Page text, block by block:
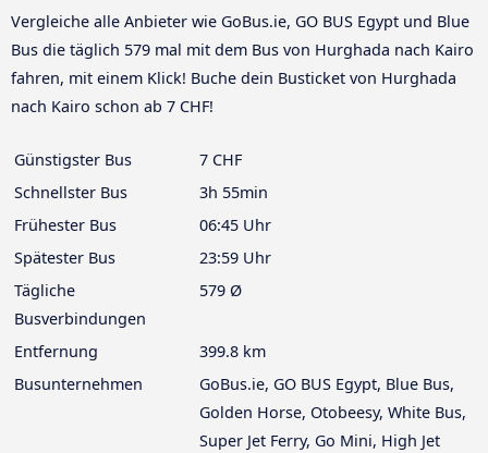
Vergleiche alle Anbieter wie GoBus.ie, GO BUS Egypt und Blue
Bus die täglich 579 mal mit dem Bus von Hurghada nach Kairo
fahren, mit einem Klick! Buche dein Busticket von Hurghada
nach Kairo schon ab 7 CHF!
Günstigster Bus
7 CHF
Schnellster Bus
3h 55min
Frühester Bus
06:45 Uhr
Spätester Bus
23:59 Uhr
Tägliche
Busverbindungen
579 Ø
Entfernung
399.8 km
Busunternehmen
GoBus.ie, GO BUS Egypt, Blue Bus,
Golden Horse, Otobeesy, White Bus,
Super Jet Ferry, Go Mini, High Jet